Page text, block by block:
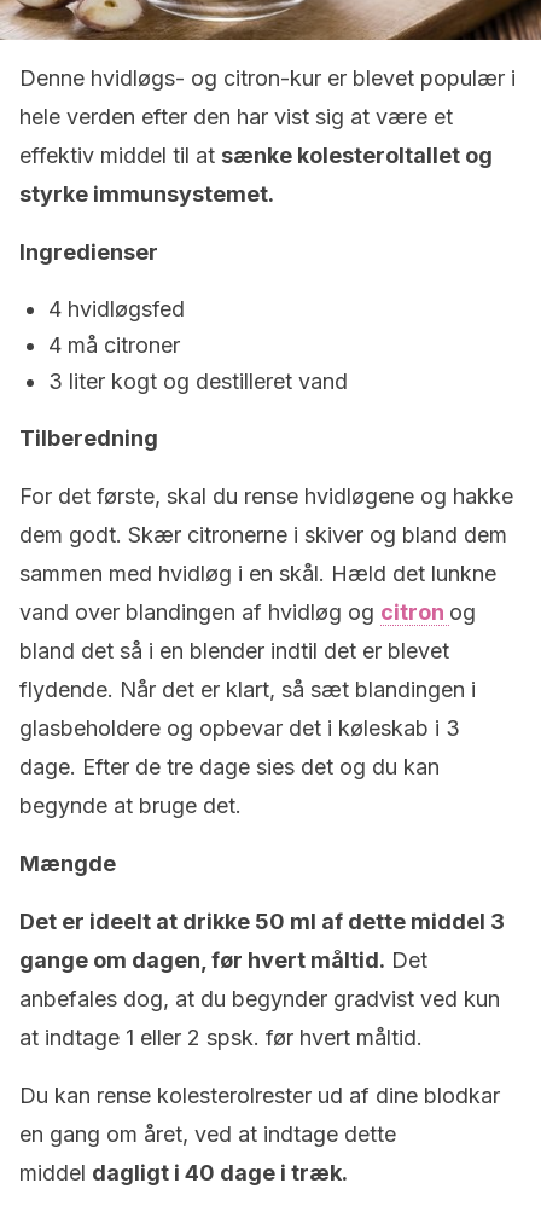
Denne hvidløgs- og citron-kur er blevet populær i
hele verden efter den har vist sig at være et
effektiv middel til at sænke kolesteroltallet og
styrke immunsystemet.
Ingredienser
4 hvidløgsfed
4 må citroner
3 liter kogt og destilleret vand
Tilberedning
For det første, skal du rense hvidløgene og hakke
dem godt. Skær citronerne i skiver og bland dem
sammen med hvidløg i en skål. Hæld det lunkne
vand over blandingen af hvidløg og citron og
bland det så i en blender indtil det er blevet
flydende. Når det er klart, så sæt blandingen i
glasbeholdere og opbevar det i køleskab i 3
dage. Efter de tre dage sies det og du kan
begynde at bruge det.
Mængde
Det er ideelt at drikke 50 ml af dette middel 3
gange om dagen, før hvert måltid. Det
anbefales dog, at du begynder gradvist ved kun
at indtage 1 eller 2 spsk. før hvert måltid.
Du kan rense kolesterolrester ud af dine blodkar
en gang om året, ved at indtage dette
middel dagligt i 40 dage i træk.